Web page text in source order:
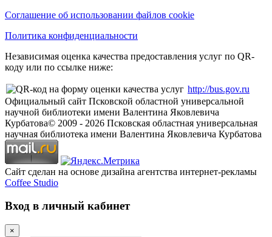
Соглашение об использовании файлов cookie
Политика конфиденциальности
Независимая оценка качества предоставления услуг по QR-
коду или по ссылке ниже:
http://bus.gov.ru
Официальный сайт Псковской областной универсальной
научной библиотеки имени Валентина Яковлевича
Курбатова© 2009 - 2026 Псковская областная универсальная
научная библиотека имени Валентина Яковлевича Курбатова
Сайт сделан на основе дизайна агентства интернет-рекламы
Coffee Studio
Вход в личный кабинет
×